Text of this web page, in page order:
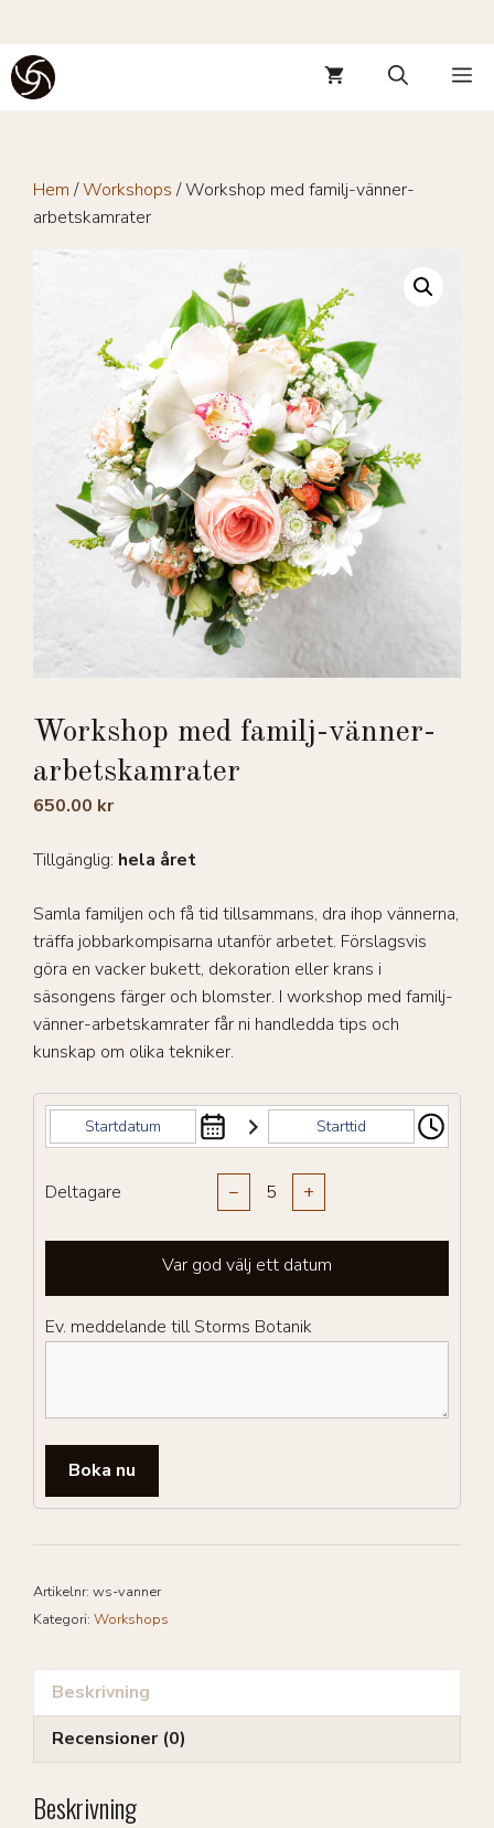
Hoppa
till
Hem/Workshops/ Workshop med familj-vänner-
arbetskamrater
Workshop med familj-vänner-
arbetskamrater
650.00 kr
Tillgänglig: hela året
Samla familjen och få tid tillsammans, dra ihop vännerna,
träffa jobbarkompisarna utanför arbetet. Förslagsvis
göra en vacker bukett, dekoration eller krans i
säsongens färger och blomster. I workshop med familj-
vänner-arbetskamrater får ni handledda tips och
kunskap om olika tekniker.
Deltagare − +
Var god välj ett datum
Ev. meddelande till Storms Botanik
Boka nu
Artikelnr: ws-vanner
Kategori: Workshops
Beskrivning
Recensioner (0)
Beskrivning